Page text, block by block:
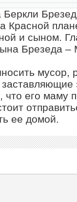
Беркли
Красной
и сыном.
Брезеда –
мусор,
его маму
ее домой.